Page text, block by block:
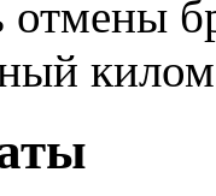
отмены